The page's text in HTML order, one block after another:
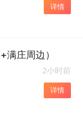
详情
庄周边）
2小时前
详情